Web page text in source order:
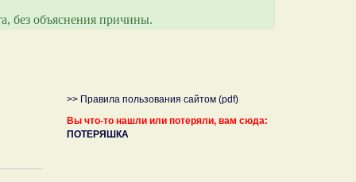
без объяснения причины.
>> Правила пользования сайтом (pdf)
Вы что-то нашли или потеряли, вам сюда:
ПОТЕРЯШКА